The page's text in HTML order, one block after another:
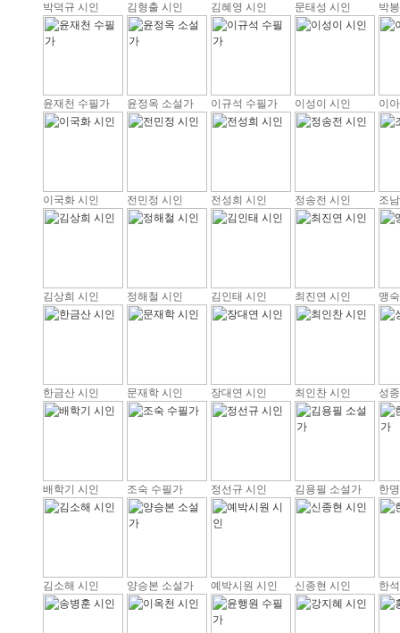
박덕규 시인 김형출 시인 김혜영 시인 문태성 시인 박
윤재천 수필가 윤정옥 소설가 이규석 수필가 이성이 시인 이
이국화 시인 전민정 시인 전성희 시인 정송전 시인 조
김상희 시인 정해철 시인 김인태 시인 최진연 시인 맹
한금산 시인 문재학 시인 장대연 시인 최인찬 시인 성
배학기 시인 조숙 수필가 정선규 시인 김용필 소설가 한
김소해 시인 양승본 소설가 예박시원 시인 신종현 시인 한